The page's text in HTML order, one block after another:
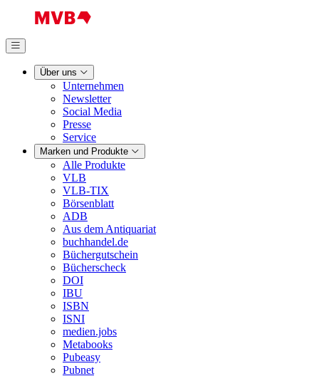
Über uns
Unternehmen
Newsletter
Social Media
Presse
Service
Marken und Produkte
Alle Produkte
VLB
VLB-TIX
Börsenblatt
ADB
Aus dem Antiquariat
buchhandel.de
Büchergutschein
Bücherscheck
DOI
IBU
ISBN
ISNI
medien.jobs
Metabooks
Pubeasy
Pubnet